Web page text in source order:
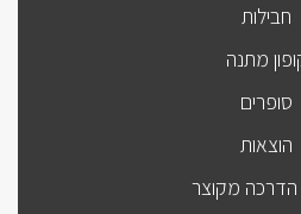
חבילות
מתנה
סופרים
הוצאות
הדרכה מקוצר